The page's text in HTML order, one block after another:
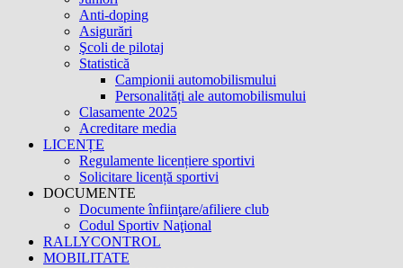
Anti-doping
Asigurări
Şcoli de pilotaj
Statistică
Campionii automobilismului
Personalități ale automobilismului
Clasamente 2025
Acreditare media
LICENȚE
Regulamente licențiere sportivi
Solicitare licență sportivi
DOCUMENTE
Documente înfiinţare/afiliere club
Codul Sportiv Naţional
RALLYCONTROL
MOBILITATE